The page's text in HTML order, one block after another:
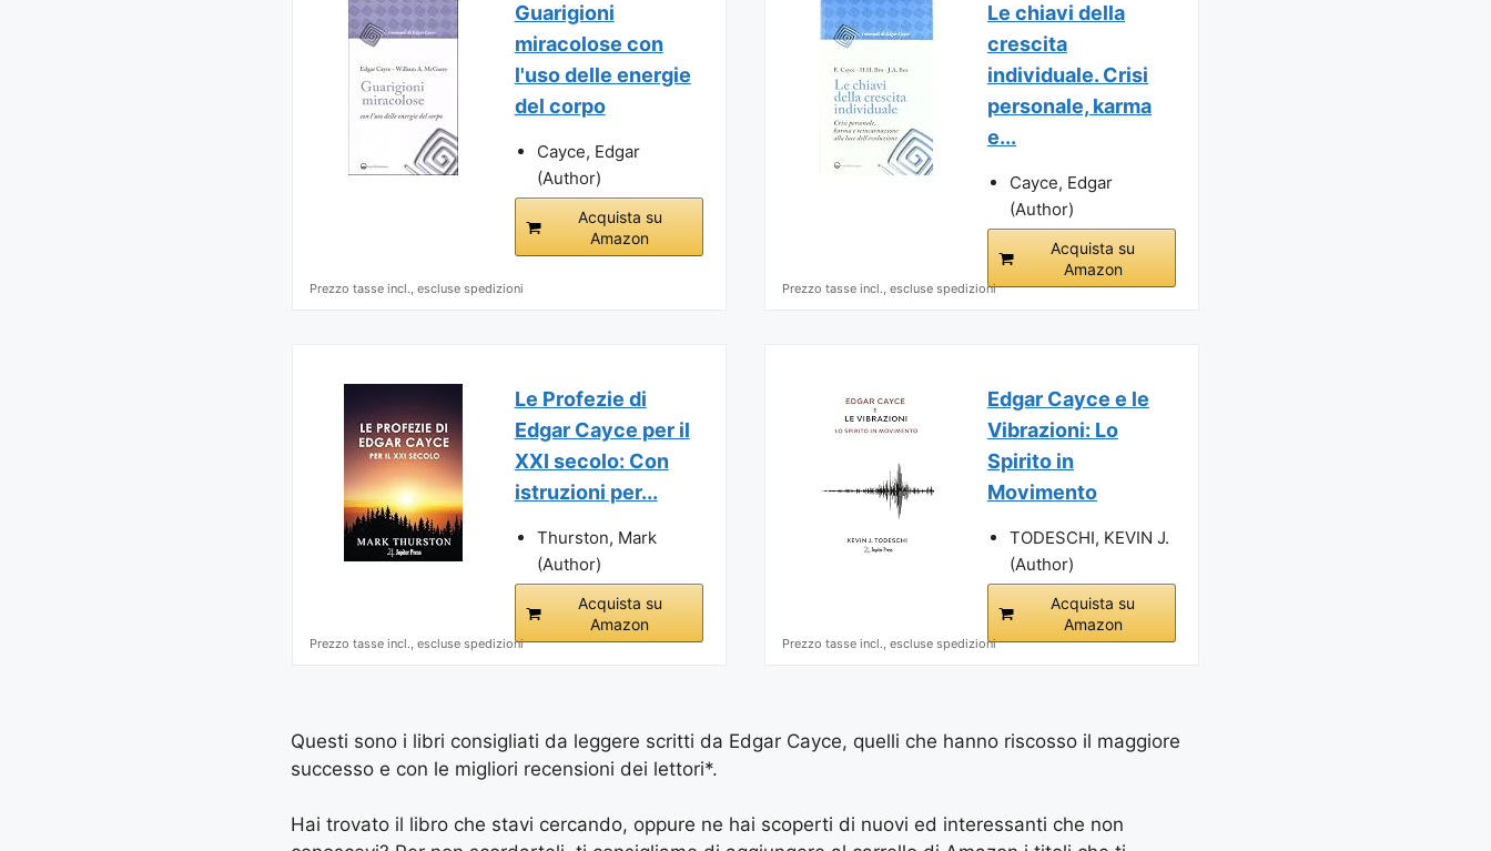
Guarigioni
miracolose con
l'uso delle energie
del corpo
Cayce, Edgar
(Author)
Acquista su
Amazon
Prezzo tasse incl., escluse spedizioni
Le chiavi della
crescita
individuale. Crisi
personale, karma
e...
Cayce, Edgar
(Author)
Acquista su
Amazon
Prezzo tasse incl., escluse spedizioni
Le Profezie di
Edgar Cayce per il
XXI secolo: Con
istruzioni per...
Thurston, Mark
(Author)
Acquista su
Amazon
Prezzo tasse incl., escluse spedizioni
Edgar Cayce e le
Vibrazioni: Lo
Spirito in
Movimento
TODESCHI, KEVIN J.
(Author)
Acquista su
Amazon
Prezzo tasse incl., escluse spedizioni
Questi sono i libri consigliati da leggere scritti da Edgar Cayce, quelli che hanno riscosso il maggiore
successo e con le migliori recensioni dei lettori*.
Hai trovato il libro che stavi cercando, oppure ne hai scoperti di nuovi ed interessanti che non